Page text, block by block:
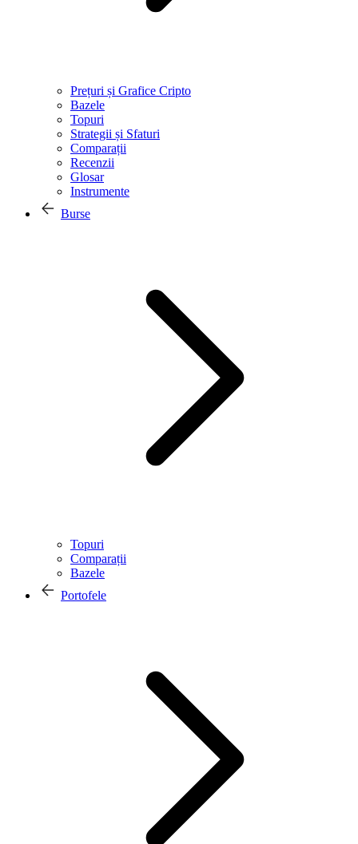
Prețuri și Grafice Cripto
Bazele
Topuri
Strategii și Sfaturi
Comparații
Recenzii
Glosar
Instrumente
Burse
Topuri
Comparații
Bazele
Portofele